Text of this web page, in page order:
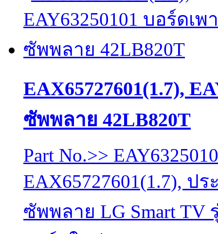
EAX65727601(1.7),
ซัพพลาย 42LB820T
Part No.>>
EAX65727601(1.7), ป
ซัพพลาย LG Smart TV